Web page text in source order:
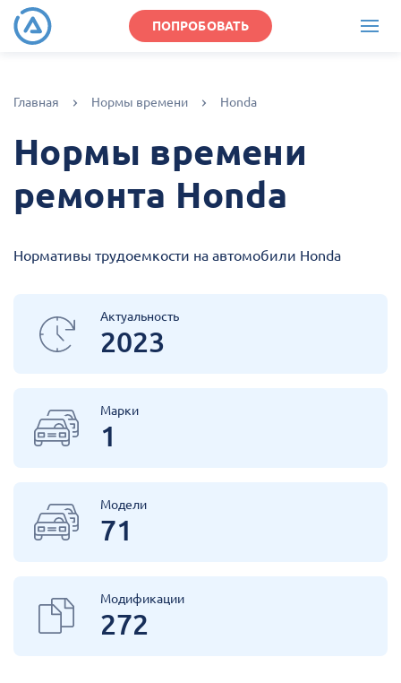
ПОПРОБОВАТЬ
Главная Нормы времени Honda
Нормы времени
ремонта Honda
Нормативы трудоемкости на автомобили Honda
Актуальность
2023
Марки
1
Модели
71
Модификации
272